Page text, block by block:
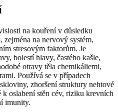
na kouření v důsledku
na nervový systém,
stresovým faktorům. Je
bolestí hlavy, častého kašle,
otravy těla chemikáliemi,
Používá se v případech
zhoršení struktury nehtové
oslabení stěn cév, riziku krevních
imunity.